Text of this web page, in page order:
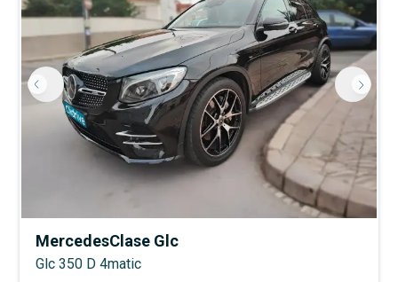
MercedesClase Glc
Glc 350 D 4matic